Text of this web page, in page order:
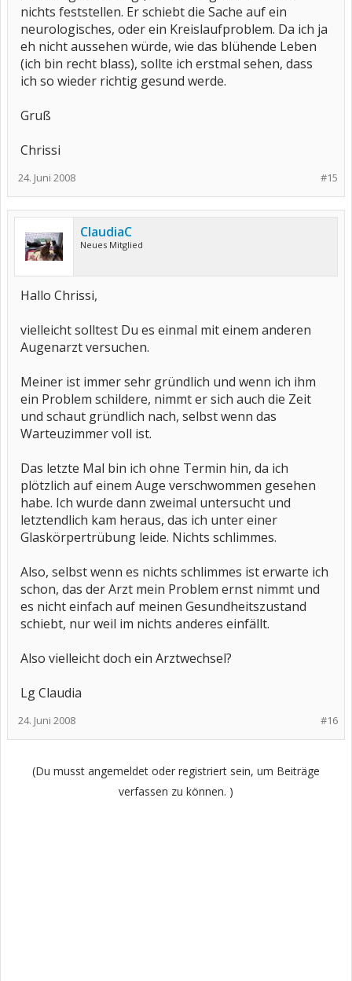
nichts feststellen. Er schiebt die Sache auf ein
neurologisches, oder ein Kreislaufproblem. Da ich ja
eh nicht aussehen würde, wie das blühende Leben
(ich bin recht blass), sollte ich erstmal sehen, dass
ich so wieder richtig gesund werde.
Gruß
Chrissi
#15
24. Juni 2008
ClaudiaC
Neues Mitglied
Hallo Chrissi,
vielleicht solltest Du es einmal mit einem anderen
Augenarzt versuchen.
Meiner ist immer sehr gründlich und wenn ich ihm
ein Problem schildere, nimmt er sich auch die Zeit
und schaut gründlich nach, selbst wenn das
Warteuzimmer voll ist.
Das letzte Mal bin ich ohne Termin hin, da ich
plötzlich auf einem Auge verschwommen gesehen
habe. Ich wurde dann zweimal untersucht und
letztendlich kam heraus, das ich unter einer
Glaskörpertrübung leide. Nichts schlimmes.
Also, selbst wenn es nichts schlimmes ist erwarte ich
schon, das der Arzt mein Problem ernst nimmt und
es nicht einfach auf meinen Gesundheitszustand
schiebt, nur weil im nichts anderes einfällt.
Also vielleicht doch ein Arztwechsel?
Lg Claudia
#16
24. Juni 2008
(Du musst angemeldet oder registriert sein, um Beiträge
verfassen zu können. )